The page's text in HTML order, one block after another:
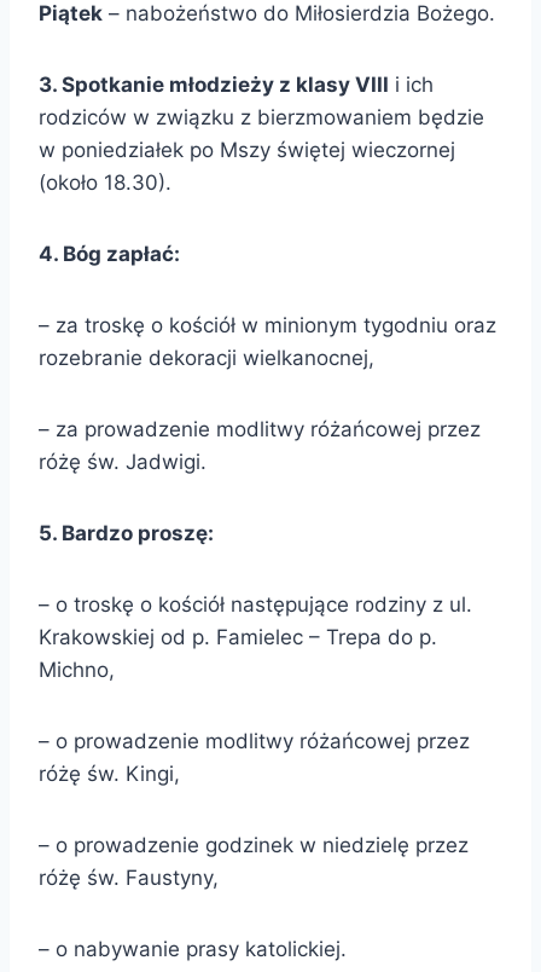
Piątek – nabożeństwo do Miłosierdzia Bożego.
3. Spotkanie młodzieży z klasy VIII i ich
rodziców w związku z bierzmowaniem będzie
w poniedziałek po Mszy świętej wieczornej
(około 18.30).
4. Bóg zapłać:
– za troskę o kościół w minionym tygodniu oraz
rozebranie dekoracji wielkanocnej,
– za prowadzenie modlitwy różańcowej przez
różę św. Jadwigi.
5. Bardzo proszę:
– o troskę o kościół następujące rodziny z ul.
Krakowskiej od p. Famielec – Trepa do p.
Michno,
– o prowadzenie modlitwy różańcowej przez
różę św. Kingi,
– o prowadzenie godzinek w niedzielę przez
różę św. Faustyny,
– o nabywanie prasy katolickiej.